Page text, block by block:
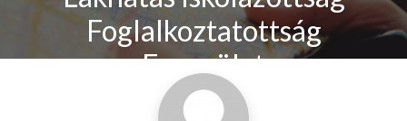
Foglalkoztatottság
Egyesület